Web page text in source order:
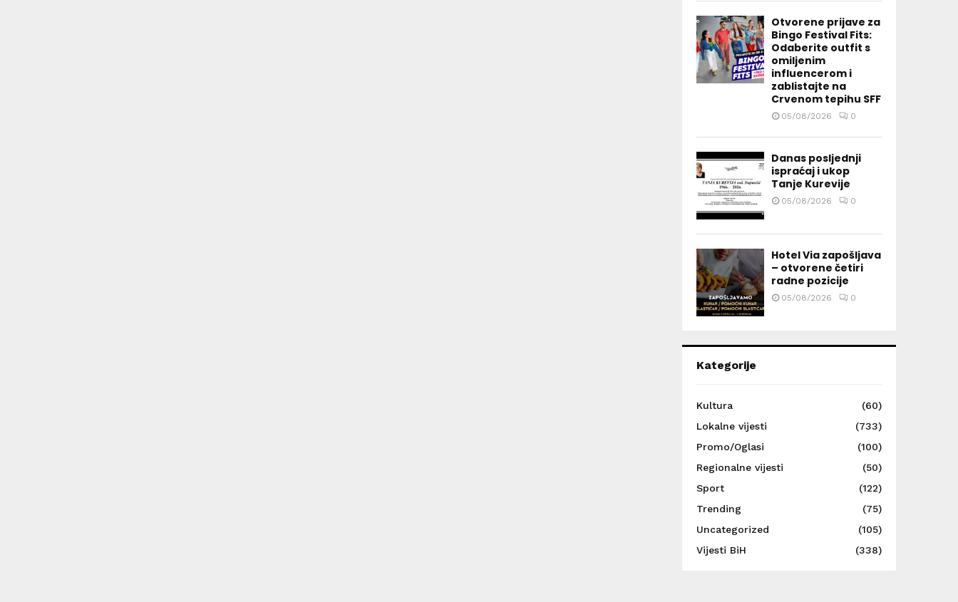
Otvorene prijave za
Bingo Festival Fits:
Odaberite outfit s
omiljenim
influencerom i
zablistajte na
Crvenom tepihu SFF
05/08/2026 0
Danas posljednji
ispraćaj i ukop
Tanje Kurevije
05/08/2026 0
Hotel Via zapošljava
– otvorene četiri
radne pozicije
05/08/2026 0
Kategorije
Kultura
(60)
Lokalne vijesti
(733)
Promo/Oglasi
(100)
Regionalne vijesti
(50)
Sport
(122)
Trending
(75)
Uncategorized
(105)
Vijesti BiH
(338)